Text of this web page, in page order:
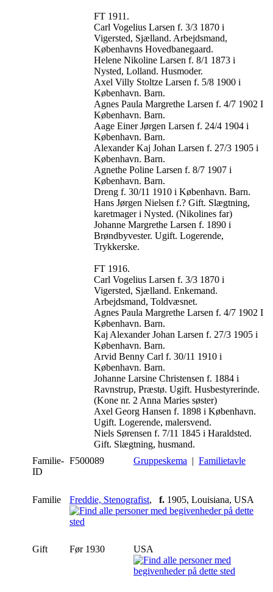
FT 1911.
Carl Vogelius Larsen f. 3/3 1870 i
Vigersted, Sjælland. Arbejdsmand,
Københavns Hovedbanegaard.
Helene Nikoline Larsen f. 8/1 1873 i
Nysted, Lolland. Husmoder.
Axel Villy Stoltze Larsen f. 5/8 1900 i
København. Barn.
Agnes Paula Margrethe Larsen f. 4/7 1902 I
København. Barn.
Aage Einer Jørgen Larsen f. 24/4 1904 i
København. Barn.
Alexander Kaj Johan Larsen f. 27/3 1905 i
København. Barn.
Agnethe Poline Larsen f. 8/7 1907 i
København. Barn.
Dreng f. 30/11 1910 i København. Barn.
Hans Jørgen Nielsen f.? Gift. Slægtning,
karetmager i Nysted. (Nikolines far)
Johanne Margrethe Larsen f. 1890 i
Brøndbyvester. Ugift. Logerende,
Trykkerske.
FT 1916.
Carl Vogelius Larsen f. 3/3 1870 i
Vigersted, Sjælland. Enkemand.
Arbejdsmand, Toldvæsnet.
Agnes Paula Margrethe Larsen f. 4/7 1902 I
København. Barn.
Kaj Alexander Johan Larsen f. 27/3 1905 i
København. Barn.
Arvid Benny Carl f. 30/11 1910 i
København. Barn.
Johanne Larsine Christensen f. 1884 i
Ravnstrup, Præstø. Ugift. Husbestyrerinde.
(Kone nr. 2 Anna Maries søster)
Axel Georg Hansen f. 1898 i København.
Ugift. Logerende, malersvend.
Niels Sørensen f. 7/11 1845 i Haraldsted.
Gift. Slægtning, husmand.
Familie-
ID
F500089 Gruppeskema | Familietavle
Familie Freddie, Stenografist, f. 1905, Louisiana, USA
Gift Før 1930 USA